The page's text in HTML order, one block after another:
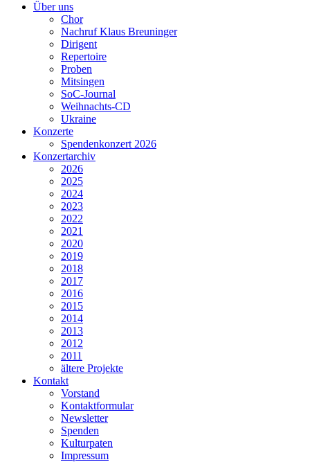
Über uns
Chor
Nachruf Klaus Breuninger
Dirigent
Repertoire
Proben
Mitsingen
SoC-Journal
Weihnachts-CD
Ukraine
Konzerte
Spendenkonzert 2026
Konzertarchiv
2026
2025
2024
2023
2022
2021
2020
2019
2018
2017
2016
2015
2014
2013
2012
2011
ältere Projekte
Kontakt
Vorstand
Kontaktformular
Newsletter
Spenden
Kulturpaten
Impressum